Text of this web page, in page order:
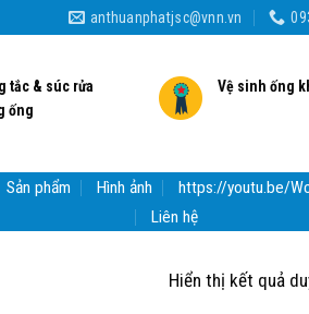
anthuanphatjsc@vnn.vn
tắc & súc rửa
ống
Vệ sinh ống
Sản phẩm Hình ảnh https://youtu.be/
Liên hệ
Hiển thị kết quả